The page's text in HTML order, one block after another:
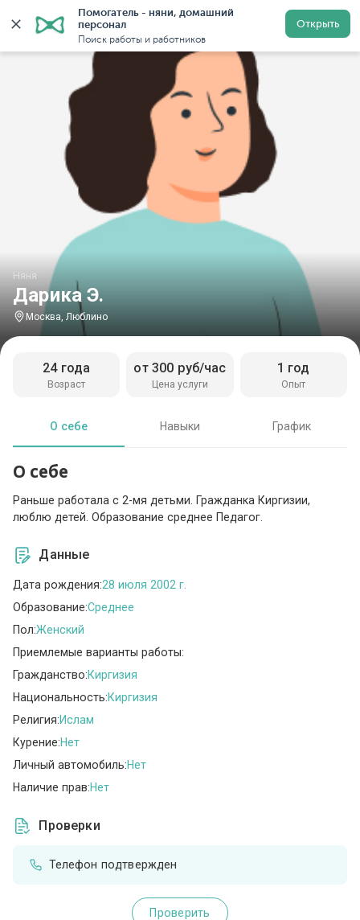
Помогатель - няни, домашний
персонал
Поиск работы и работников
Открыть
Главная Няни Няни в Москве Няни у метро
Дарика Э.
Няня
Москва, Люблино
Возраст
24 года
Цена услуги
от 300 руб/час
Опыт
1 год
О себе Навыки График
О себе
Раньше работала с 2-мя детьми. Гражданка Киргизии,
люблю детей. Образование среднее Педагог.
Данные
Дата рождения:28 июля 2002 г.
Образование:Среднее
Пол:Женский
Приемлемые варианты работы:
Гражданство:Киргизия
Национальность:Киргизия
Религия:Ислам
Курение:Нет
Личный автомобиль:Нет
Наличие прав:Нет
Проверки
Телефон подтвержден
Проверить